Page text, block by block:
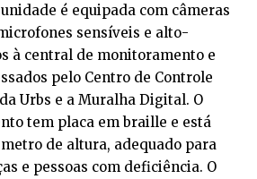
é equipada com câmeras
sensíveis e alto-
à central de monitoramento e
pelo Centro de Controle
Urbs e a Muralha Digital. O
tem placa em braille e está
de altura, adequado para
e pessoas com deficiência. O